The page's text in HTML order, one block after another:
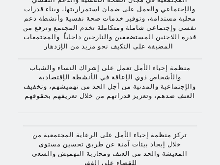
والإجتماعي والعمل على ضمان استمراريتها، وبناء قدرات
محلية مستدامة، وتوفير خدمات صحة نفسية وأنشطة دعم
نفسي وإجتماعي شاملة ومتكاملة تخدم المجتمع وترفع من
قدرة اللاجئين المستضعفين والنازحين داخلياً والمجتمعات
منظمة إحياء الأمل تعمل على إشراك النساء والشباب
والأشخاص ذوي الإعاقة في الأنشطة الإقتصادية
والإجتماعية والمدنية من أجل الحد من تهميشهم، وتخفيف
العنف ضدهم، وتعزيز قدراتهم من خلال تعريفهم بحقوقهم
تركز منظمة إحياء الأمل على الرعاية المجتمعية من
خلال إيجاد بيئات آمنة عن طريق تحسين مستوى
المعيشة والحد من العنف ومحاربة التهميش والسعي
للقضاء على الفقر